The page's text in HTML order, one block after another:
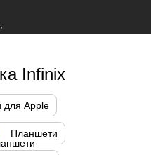
Infinix
для Apple
Планшети